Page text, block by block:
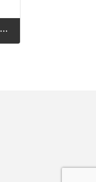
【G検定】理解度確認問題集 2023年版⑦【最新版は1000本ノックへ】